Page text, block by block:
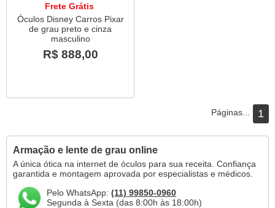
Frete Grátis
Óculos Disney Carros Pixar
de grau preto e cinza
masculino
R$ 888,00
Páginas... 1
Armação e lente de grau online
A única ótica na internet de óculos para sua receita. Confiança
garantida e montagem aprovada por especialistas e médicos.
Pelo WhatsApp: (11) 99850-0960
Segunda à Sexta (das 8:00h às 18:00h)